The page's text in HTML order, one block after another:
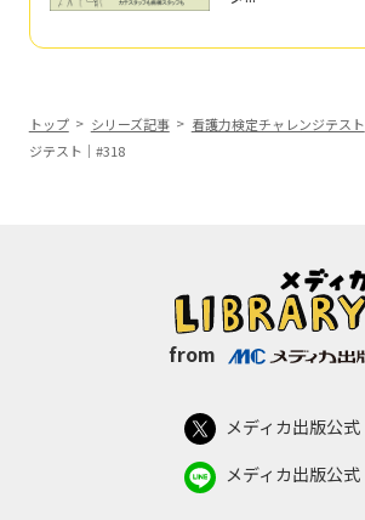
トップ シリーズ記事 看護力検定チャレンジテスト
ジテスト｜#318
from
メディカ出版公式
メディカ出版公式